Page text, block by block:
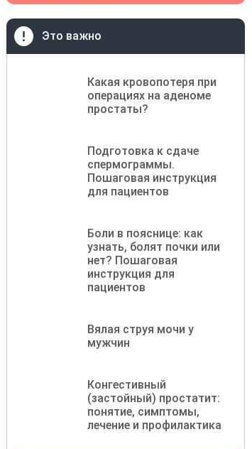
Это важно
Какая кровопотеря при
операциях на аденоме
простаты?
Подготовка к сдаче
спермограммы.
Пошаговая инструкция
для пациентов
Боли в пояснице: как
узнать, болят почки или
нет? Пошаговая
инструкция для
пациентов
Вялая струя мочи у
мужчин
Конгестивный
(застойный) простатит:
понятие, симптомы,
лечение и профилактика